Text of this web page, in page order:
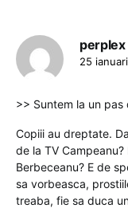
perplex
25
>> Suntem la un
Copiii au dreptate.
de la TV
Berbeceanu? E de
sa vorbeasca,
treaba, fie sa duca